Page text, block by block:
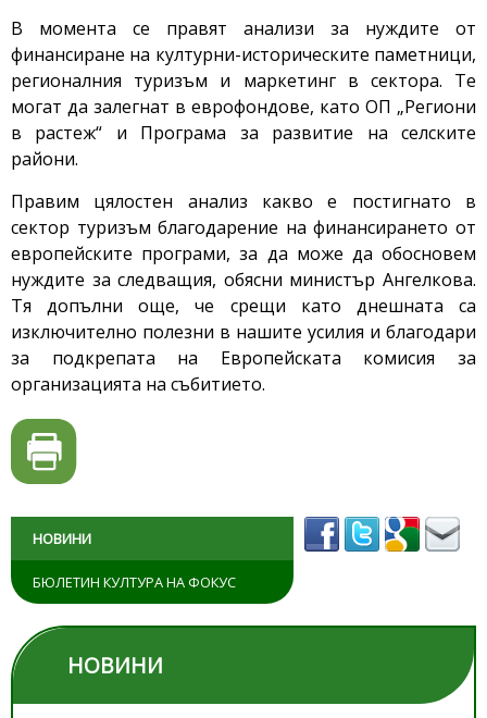
В момента се правят анализи за нуждите от
финансиране на културни-историческите паметници,
регионалния туризъм и маркетинг в сектора. Те
могат да залегнат в еврофондове, като ОП „Региони
в растеж“ и Програма за развитие на селските
райони.
Правим цялостен анализ какво е постигнато в
сектор туризъм благодарение на финансирането от
европейските програми, за да може да обосновем
нуждите за следващия, обясни министър Ангелкова.
Тя допълни още, че срещи като днешната са
изключително полезни в нашите усилия и благодари
за подкрепата на Европейската комисия за
организацията на събитието.
НОВИНИ
БЮЛЕТИН КУЛТУРА НА ФОКУС
НОВИНИ